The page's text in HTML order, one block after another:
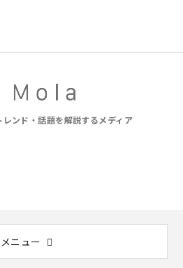
レンド・話題を解説するメディア
メニュー